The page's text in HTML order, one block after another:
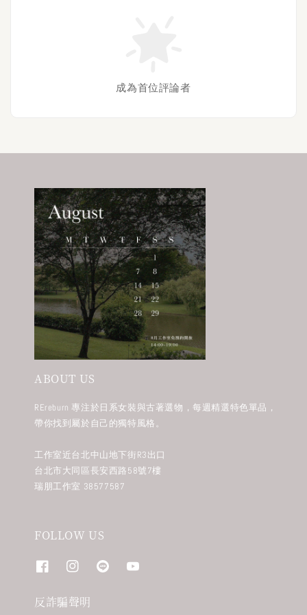
成為首位評論者
ABOUT US
REreburn 專注於日系女裝與古著選物，每週精選特色單品，
帶你找到屬於自己的獨特風格。
工作室近台北中山地下街R3出口
台北市大同區長安西路58號7樓
瑞朋工作室 38577587
FOLLOW US
反詐騙聲明